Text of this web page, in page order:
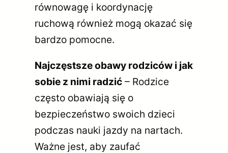
równowagę i koordynację
ruchową również mogą okazać się
bardzo pomocne.
Najczęstsze obawy rodziców i jak
sobie z nimi radzić – Rodzice
często obawiają się o
bezpieczeństwo swoich dzieci
podczas nauki jazdy na nartach.
Ważne jest, aby zaufać